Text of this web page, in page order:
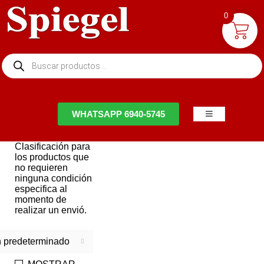
WHATSAPP 6940-5745
Clasificación para
los productos que
no requieren
ninguna condición
especifica al
momento de
realizar un envió.
predeterminado
0